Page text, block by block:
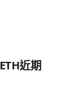
近期